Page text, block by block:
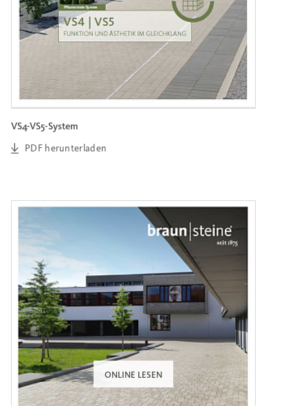
VS4-VS5-System
PDF herunterladen
ONLINE LESEN